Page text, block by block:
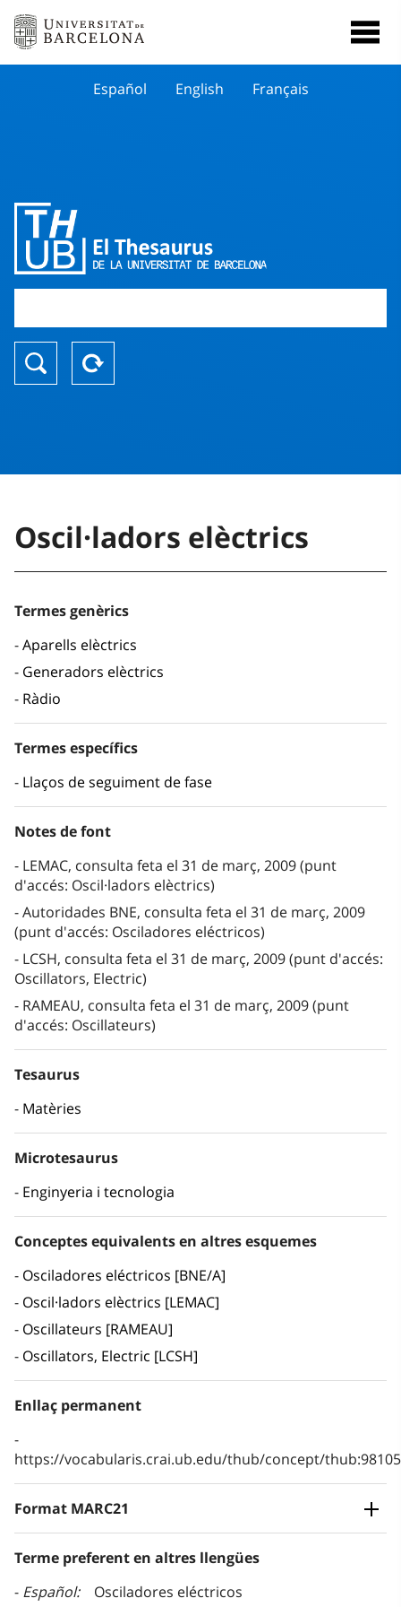
Español English Français
Oscil·ladors elèctrics
Termes genèrics
Aparells elèctrics
Generadors elèctrics
Ràdio
Termes específics
Llaços de seguiment de fase
Notes de font
LEMAC, consulta feta el 31 de març, 2009 (punt
d'accés: Oscil·ladors elèctrics)
Autoridades BNE, consulta feta el 31 de març, 2009
(punt d'accés: Osciladores eléctricos)
LCSH, consulta feta el 31 de març, 2009 (punt d'accés:
Oscillators, Electric)
RAMEAU, consulta feta el 31 de març, 2009 (punt
d'accés: Oscillateurs)
Tesaurus
Matèries
Microtesaurus
Enginyeria i tecnologia
Conceptes equivalents en altres esquemes
Osciladores eléctricos [BNE/A]
Oscil·ladors elèctrics [LEMAC]
Oscillateurs [RAMEAU]
Oscillators, Electric [LCSH]
Enllaç permanent
https://vocabularis.crai.ub.edu/thub/concept/
Format MARC21
Terme preferent en altres llengües
Español
Osciladores eléctricos